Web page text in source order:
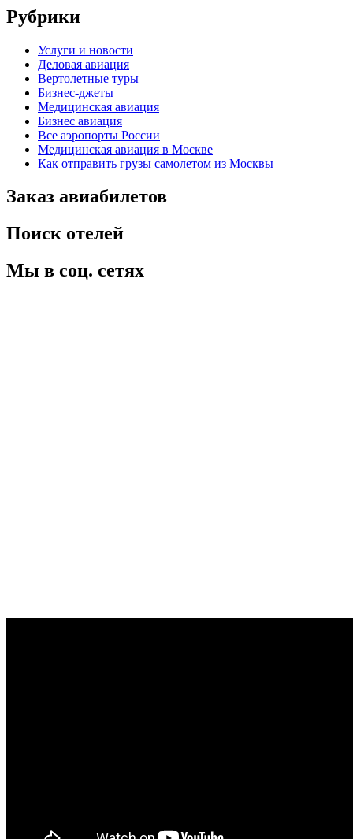
Рубрики
Услуги и новости
Деловая авиация
Вертолетные туры
Бизнес-джеты
Медицинская авиация
Бизнес авиация
Все аэропорты России
Медицинская авиация в Москве
Как отправить грузы самолетом из Москвы
Заказ авиабилетов
Поиск отелей
Мы в соц. сетях